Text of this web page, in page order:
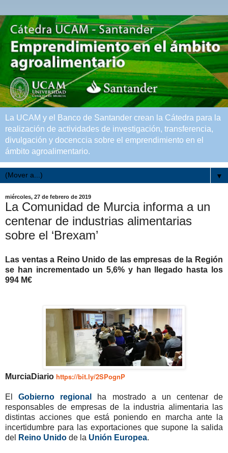
La UCAM y el Banco de Santander crean la Cátedra para la
realización de actividades de investigación, transferencia,
divulgación y docenccia sobre el emprendimiento en el
ámbito agroalimentario.
▼
miércoles, 27 de febrero de 2019
La Comunidad de Murcia informa a un
centenar de industrias alimentarias
sobre el ‘Brexam’
Las ventas a Reino Unido de las empresas de la Región
se han incrementado un 5,6% y han llegado hasta los
994 M€
MurciaDiario https://bit.ly/2SPognP
ElGobierno regional ha mostrado a un centenar de
responsables de empresas de la industria alimentaria las
distintas acciones que está poniendo en marcha ante la
incertidumbre para las exportaciones que supone la salida
del
Reino Unido de la Unión Europea.